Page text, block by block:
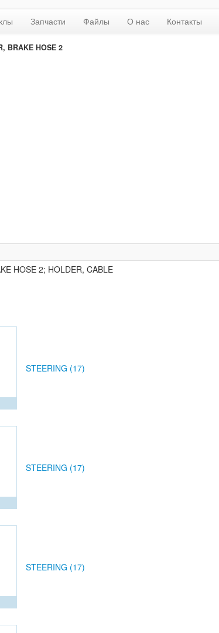
Запчасти Файлы О нас Контакты
BRAKE HOSE 2
HOSE 2; HOLDER, CABLE
STEERING (17)
STEERING (17)
STEERING (17)